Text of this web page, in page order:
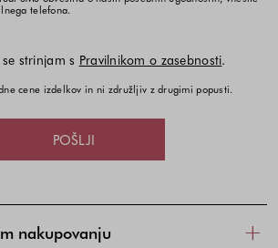
telefona.
strinjam s Pravilnikom o zasebnosti.
cene izdelkov in ni združljiv z drugimi popusti.
POŠLJI
nakupovanju